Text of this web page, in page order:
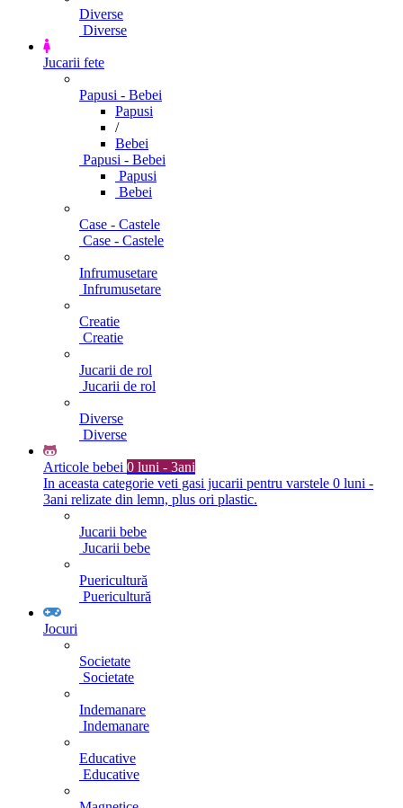
Diverse
Diverse
Jucarii fete
Papusi - Bebei
Papusi
/
Bebei
Papusi - Bebei
Papusi
Bebei
Case - Castele
Case - Castele
Infrumusetare
Infrumusetare
Creatie
Creatie
Jucarii de rol
Jucarii de rol
Diverse
Diverse
Articole bebei 0 luni - 3ani
In aceasta categorie veti gasi jucarii pentru varstele 0 luni -
3ani relizate din lemn, plus ori plastic.
Jucarii bebe
Jucarii bebe
Puericultură
Puericultură
Jocuri
Societate
Societate
Indemanare
Indemanare
Educative
Educative